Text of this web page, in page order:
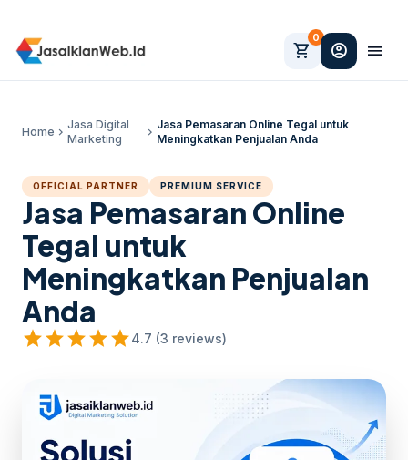
shopping_cart
0
account_circle menu
Home chevron_right
Jasa Digital
Marketing
chevron_right
Jasa Pemasaran Online Tegal untuk
Meningkatkan Penjualan Anda
OFFICIAL PARTNER PREMIUM SERVICE
Jasa Pemasaran Online
Tegal untuk
Meningkatkan Penjualan
Anda
starstarstarstarstar4.7 (3 reviews)